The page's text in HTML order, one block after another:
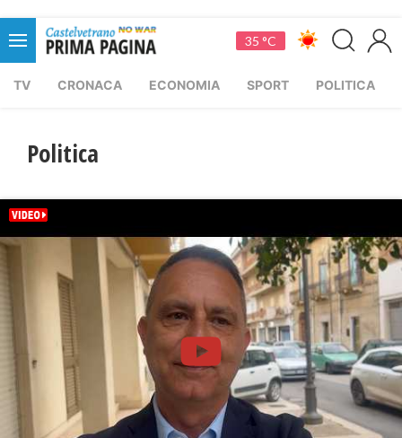
35 °C
TV CRONACA ECONOMIA SPORT POLITICA
Politica